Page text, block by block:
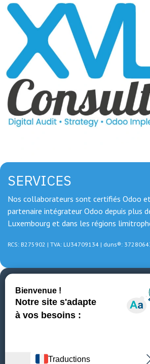
CONTACT
📞 Appelez nous maintenant
+352 20 22 53 48 |
SERVICES
Nos collaborateurs sont certifiés Odoo
partenaire intégrateur Odoo depuis plus
Luxembourg et dans les régions
RCS: B275902 | TVA: LU34709134 | duns®: